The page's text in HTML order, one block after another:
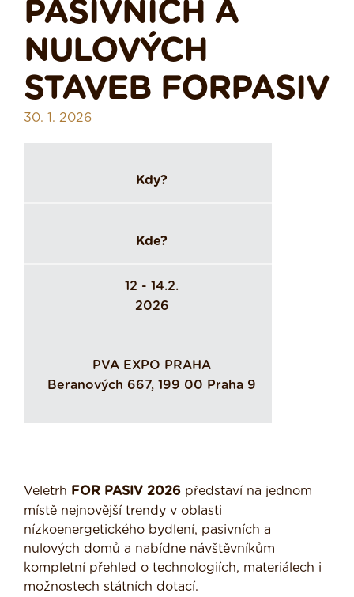
PASIVNÍCH A
NULOVÝCH
STAVEB FORPASIV
30. 1. 2026
Kdy?
Kde?
12 - 14.2.
2026
PVA EXPO PRAHA
Beranových 667, 199 00 Praha 9
Veletrh FOR PASIV 2026 představí na jednom
místě nejnovější trendy v oblasti
nízkoenergetického bydlení, pasivních a
nulových domů a nabídne návštěvníkům
kompletní přehled o technologiích, materiálech i
možnostech státních dotací.